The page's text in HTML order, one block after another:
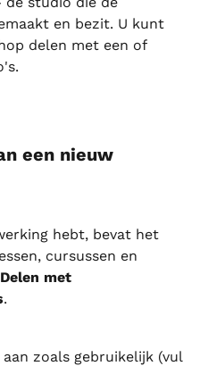
en bezit. U kunt
delen met een of
een nieuw
hebt, bevat het
cursussen en
Delen met
.
zoals gebruikelijk (vul